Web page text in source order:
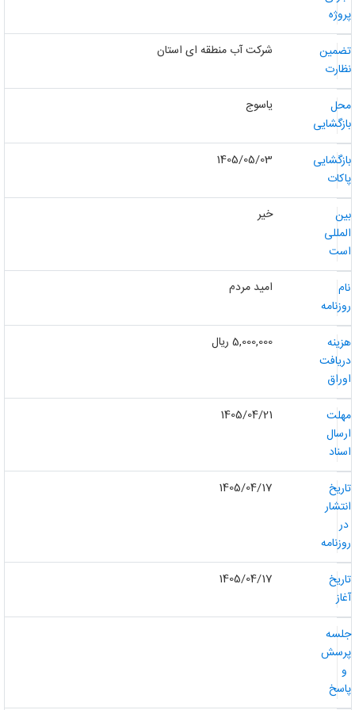
شرکت آب منطقه ای استان
یاسوج
1405/05/03
خیر
امید مردم
5,000,000 ریال
1405/04/21
1405/04/17
1405/04/17